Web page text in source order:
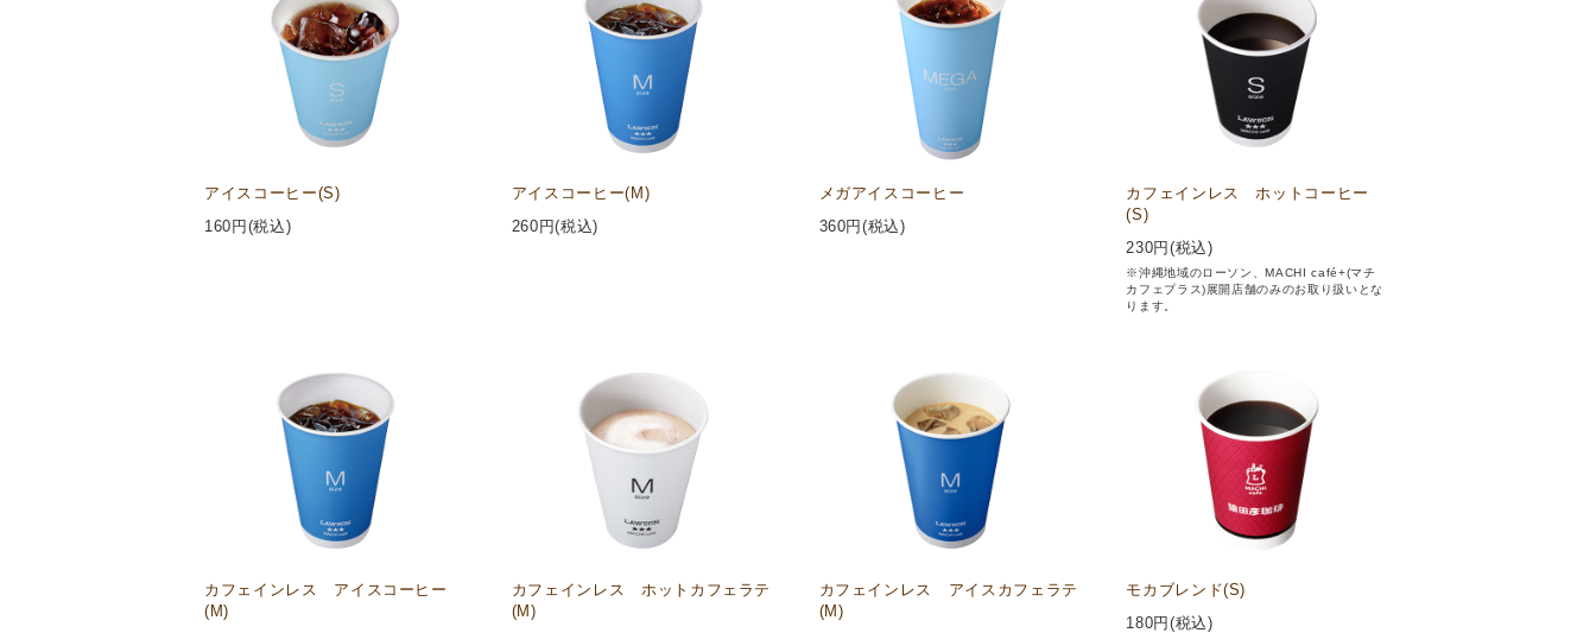
アイスコーヒー(S)
160 円(税込)
アイスコーヒー(M)
260 円(税込)
メガアイスコーヒー
360円(税込)
カフェインレス ホットコーヒー
(S)
230円(税込)
※沖縄地域のローソン、MACHI café+(マチ
カフェプラス)展開店舗のみのお取り扱いとな
ります。
カフェインレス アイスコーヒー
(M)
カフェインレス ホットカフェラテ
(M)
カフェインレス アイスカフェラテ
(M)
モカブレンド(S)
180円(税込)